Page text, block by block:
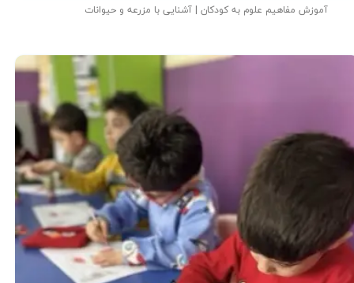
آموزش مفاهیم علوم به کودکان | آشنایی با مزرعه و حیوانات